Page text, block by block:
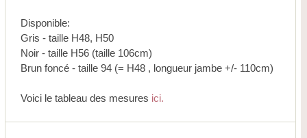
Disponible:
Gris - taille H48, H50
Noir - taille H56 (taille 106cm)
Brun foncé - taille 94 (= H48 , longueur jambe +/- 110cm)
Voici le tableau des mesures ici.